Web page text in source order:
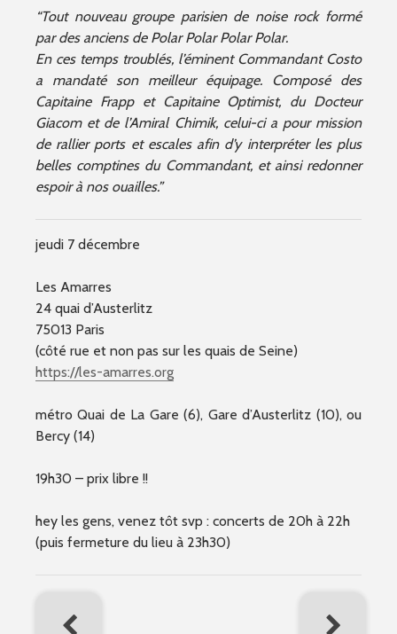
“Tout nouveau groupe parisien de noise rock formé
par des anciens de Polar Polar Polar Polar.
En ces temps troublés, l’éminent Commandant Costo
a mandaté son meilleur équipage. Composé des
Capitaine Frapp et Capitaine Optimist, du Docteur
Giacom et de l’Amiral Chimik, celui-ci a pour mission
de rallier ports et escales afin d’y interpréter les plus
belles comptines du Commandant, et ainsi redonner
espoir à nos ouailles.”
jeudi 7 décembre
Les Amarres
24 quai d’Austerlitz
75013 Paris
(côté rue et non pas sur les quais de Seine)
https://les-amarres.org
métro Quai de La Gare (6), Gare d’Austerlitz (10), ou
Bercy (14)
19h30 – prix libre !!
hey les gens, venez tôt svp : concerts de 20h à 22h
(puis fermeture du lieu à 23h30)